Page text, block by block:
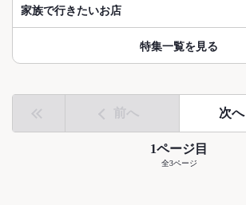
家族で行きたいお店
特集一覧を見る
前へ 次へ
1ページ目
全3ページ